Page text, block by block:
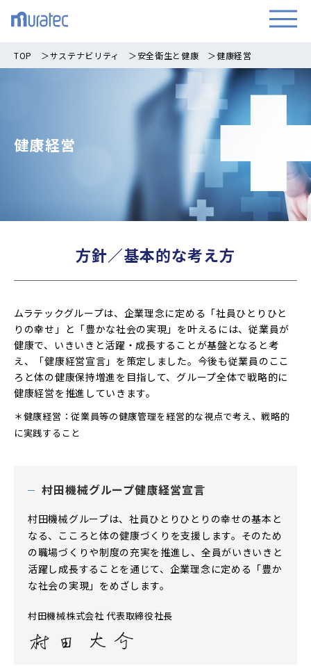
TOP ＞サステナビリティ ＞安全衛生と健康 ＞健康経営
健康経営
方針／基本的な考え方
ムラテックグループは、企業理念に定める「社員ひとりひと
りの幸せ」と「豊かな社会の実現」を叶えるには、従業員が
健康で、いきいきと活躍・成長することが基盤となると考
え、「健康経営宣言」を策定しました。今後も従業員のここ
ろと体の健康保持増進を目指して、グループ全体で戦略的に
健康経営を推進していきます。
＊健康経営：従業員等の健康管理を経営的な視点で考え、戦略的
に実践すること
村田機械グループ健康経営宣言
村田機械グループは、社員ひとりひとりの幸せの基本と
なる、こころと体の健康づくりを支援します。そのため
の職場づくりや制度の充実を推進し、全員がいきいきと
活躍し成長することを通じて、企業理念に定める「豊か
な社会の実現」をめざします。
村田機械株式会社 代表取締役社長